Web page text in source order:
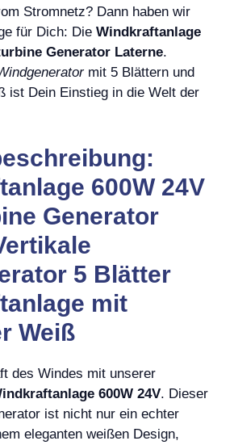
Stromnetz? Dann haben wir
für Dich: Die Windkraftanlage
Generator Laterne.
mit 5 Blättern und
ist Dein Einstieg in die Welt der
600W 24V
Generator
5 Blätter
mit
Weiß
des Windes mit unserer
600W 24V. Dieser
ist nicht nur ein echter
eleganten weißen Design,